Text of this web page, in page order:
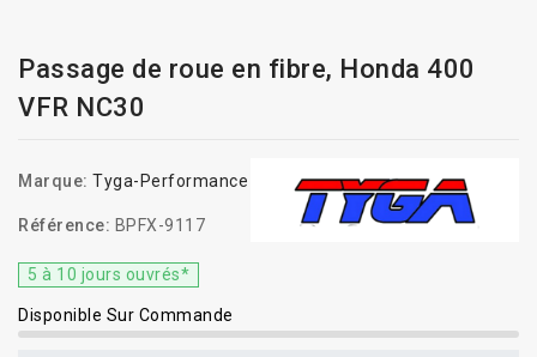
Passage de roue en fibre, Honda 400
VFR NC30
Marque: Tyga-Performance
Référence: BPFX-9117
5 à 10 jours ouvrés*
Disponible Sur Commande